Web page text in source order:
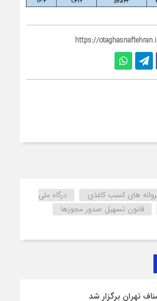
https://
های کسب کاغذی
درگاه ملی
قانون تسهیل صدور مجوزها
تهران برگزار شد